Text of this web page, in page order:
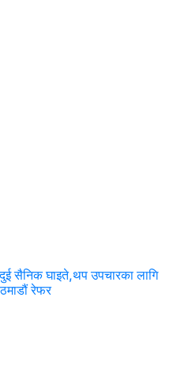
सैनिक घाइते,थप उपचारका लागि
रेफर